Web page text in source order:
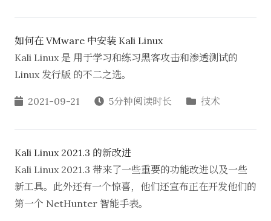
如何在 VMware 中安装 Kali Linux
Kali Linux 是 用于学习和练习黑客攻击和渗透测试的
Linux 发行版 的不二之选。
2021-09-21 5分钟阅读时长 技术
Kali Linux 2021.3 的新改进
Kali Linux 2021.3 带来了一些重要的功能改进以及一些
新工具。此外还有一个惊喜，他们还宣布正在开发他们的
第一个 NetHunter 智能手表。